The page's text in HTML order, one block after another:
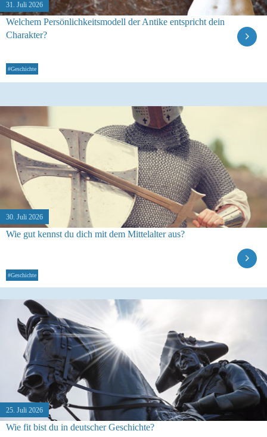
31. Juli 2026
Welchem Persönlichkeitsmodell der Antike entspricht dein
Charakter?
#Geschichte
30. Juli 2026
Wie gut kennst du dich mit dem Mittelalter aus?
#Geschichte
25. Juli 2026
Wie fit bist du in deutscher Geschichte?